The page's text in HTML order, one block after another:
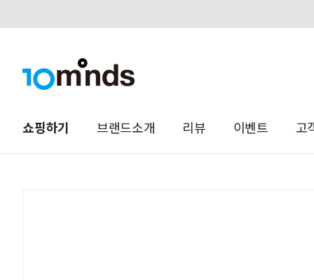
쇼핑하기 브랜드소개 리뷰 이벤트 고